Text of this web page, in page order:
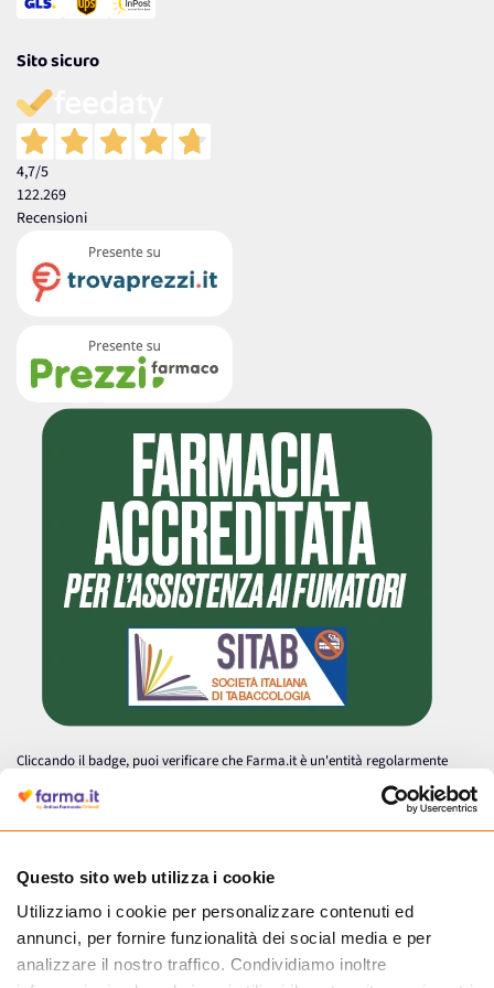
Questo sito web utilizza i cookie
Utilizziamo i cookie per personalizzare contenuti ed
annunci, per fornire funzionalità dei social media e per
analizzare il nostro traffico. Condividiamo inoltre
Sito sicuro
4,7/5
122.269
Recensioni
Cliccando il badge, puoi verificare che Farma.it è un'entità regolarmente
autorizzata dal Ministero della Salute a effettuare la vendita online di
medicinali.